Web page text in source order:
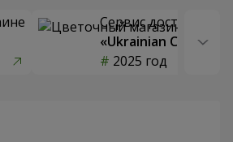
Сервис доставки
«Ukrainian Choice»
2025 год